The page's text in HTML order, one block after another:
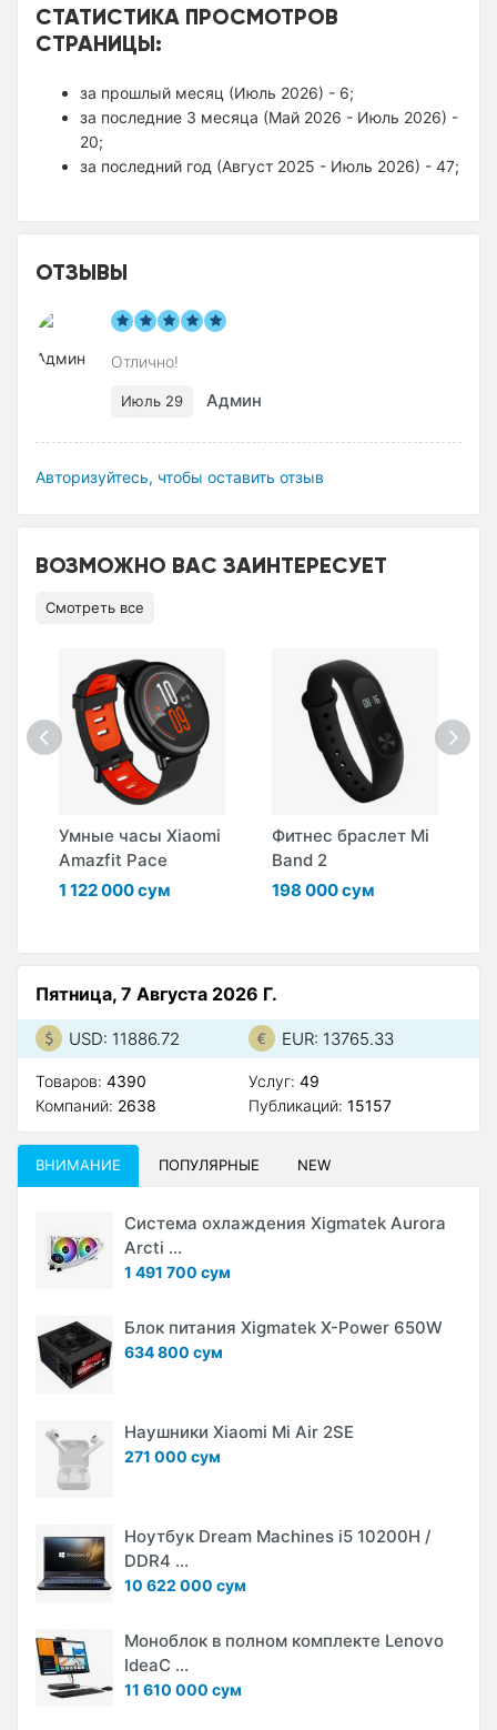
СТАТИСТИКА ПРОСМОТРОВ
СТРАНИЦЫ:
за прошлый месяц (Июль 2026) - 6;
за последние 3 месяца (Май 2026 - Июль 2026) -
20;
за последний год (Август 2025 - Июль 2026) - 47;
ОТЗЫВЫ
Отлично!
Июль 29 Админ
Авторизуйтесь, чтобы оставить отзыв
ВОЗМОЖНО ВАС ЗАИНТЕРЕСУЕТ
Смотреть все
Умные часы Xiaomi
Amazfit Pace
1 122 000 сум
Фитнес браслет Mi
Band 2
198 000 сум
Пятница, 7 Августа 2026 Г.
USD: 11886.72 EUR: 13765.33
Товаров: 4390
Компаний: 2638
Услуг: 49
Публикаций: 15157
ВНИМАНИЕ ПОПУЛЯРНЫЕ NEW
Система охлаждения Xigmatek Aurora
Arcti ...
1 491 700 сум
Блок питания Xigmatek X-Power 650W
634 800 сум
Наушники Xiaomi Mi Air 2SE
271 000 сум
Ноутбук Dream Machines i5 10200H /
DDR4 ...
10 622 000 сум
Моноблок в полном комплекте Lenovo
IdeaC ...
11 610 000 сум